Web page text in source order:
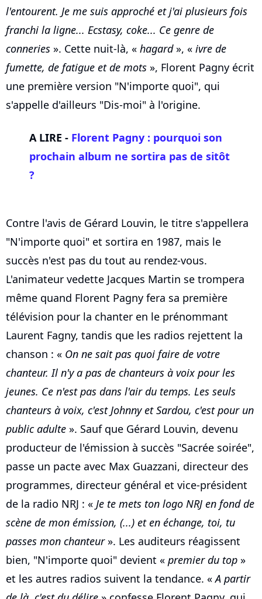
l'entourent. Je me suis approché et j'ai plusieurs fois
franchi la ligne... Ecstasy, coke... Ce genre de
conneries ». Cette nuit-là, « hagard», « ivre de
fumette, de fatigue et de mots », Florent Pagny écrit
une première version "N'importe quoi", qui
s'appelle d'ailleurs "Dis-moi" à l'origine.
A LIRE - Florent Pagny : pourquoi son
prochain album ne sortira pas de sitôt
?
Contre l'avis de Gérard Louvin, le titre s'appellera
"N'importe quoi" et sortira en 1987, mais le
succès n'est pas du tout au rendez-vous.
L'animateur vedette Jacques Martin se trompera
même quand Florent Pagny fera sa première
télévision pour la chanter en le prénommant
Laurent Fagny, tandis que les radios rejettent la
chanson : « On ne sait pas quoi faire de votre
chanteur. Il n'y a pas de chanteurs à voix pour les
jeunes. Ce n'est pas dans l'air du temps. Les seuls
chanteurs à voix, c'est Johnny et Sardou, c'est pour un
public adulte ». Sauf que Gérard Louvin, devenu
producteur de l'émission à succès "Sacrée soirée",
passe un pacte avec Max Guazzani, directeur des
programmes, directeur général et vice-président
de la radio NRJ : « Je te mets ton logo NRJ en fond de
scène de mon émission, (...) et en échange, toi, tu
passes mon chanteur». Les auditeurs réagissent
bien, "N'importe quoi" devient « premier du top »
et les autres radios suivent la tendance. «A partir